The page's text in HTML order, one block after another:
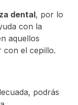
dental, por lo
con la
aquellos
con el cepillo.
podrás